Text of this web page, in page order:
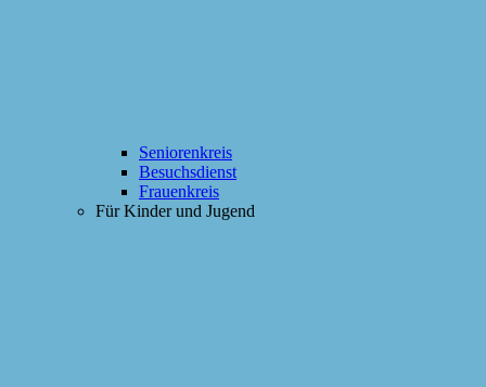
Seniorenkreis
Besuchsdienst
Frauenkreis
Für Kinder und Jugend